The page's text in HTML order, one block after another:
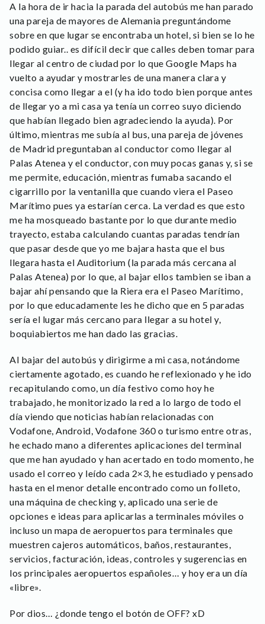
A la hora de ir hacia la parada del autobús me han parado
una pareja de mayores de Alemania preguntándome
sobre en que lugar se encontraba un hotel, si bien se lo he
podido guiar.. es difícil decir que calles deben tomar para
llegar al centro de ciudad por lo que Google Maps ha
vuelto a ayudar y mostrarles de una manera clara y
concisa como llegar a el (y ha ido todo bien porque antes
de llegar yo a mi casa ya tenía un correo suyo diciendo
que habían llegado bien agradeciendo la ayuda). Por
último, mientras me subía al bus, una pareja de jóvenes
de Madrid preguntaban al conductor como llegar al
Palas Atenea y el conductor, con muy pocas ganas y, si se
me permite, educación, mientras fumaba sacando el
cigarrillo por la ventanilla que cuando viera el Paseo
Marítimo pues ya estarían cerca. La verdad es que esto
me ha mosqueado bastante por lo que durante medio
trayecto, estaba calculando cuantas paradas tendrían
que pasar desde que yo me bajara hasta que el bus
llegara hasta el Auditorium (la parada más cercana al
Palas Atenea) por lo que, al bajar ellos tambien se iban a
bajar ahí pensando que la Riera era el Paseo Marítimo,
por lo que educadamente les he dicho que en 5 paradas
sería el lugar más cercano para llegar a su hotel y,
boquiabiertos me han dado las gracias.
Al bajar del autobús y dirigirme a mi casa, notándome
ciertamente agotado, es cuando he reflexionado y he ido
recapitulando como, un día festivo como hoy he
trabajado, he monitorizado la red a lo largo de todo el
día viendo que noticias habían relacionadas con
Vodafone, Android, Vodafone 360 o turismo entre otras,
he echado mano a diferentes aplicaciones del terminal
que me han ayudado y han acertado en todo momento, he
usado el correo y leído cada 2×3, he estudiado y pensado
hasta en el menor detalle encontrado como un folleto,
una máquina de checking y, aplicado una serie de
opciones e ideas para aplicarlas a terminales móviles o
incluso un mapa de aeropuertos para terminales que
muestren cajeros automáticos, baños, restaurantes,
servicios, facturación, ideas, controles y sugerencias en
los principales aeropuertos españoles… y hoy era un día
«libre».
Por dios… ¿donde tengo el botón de OFF? xD